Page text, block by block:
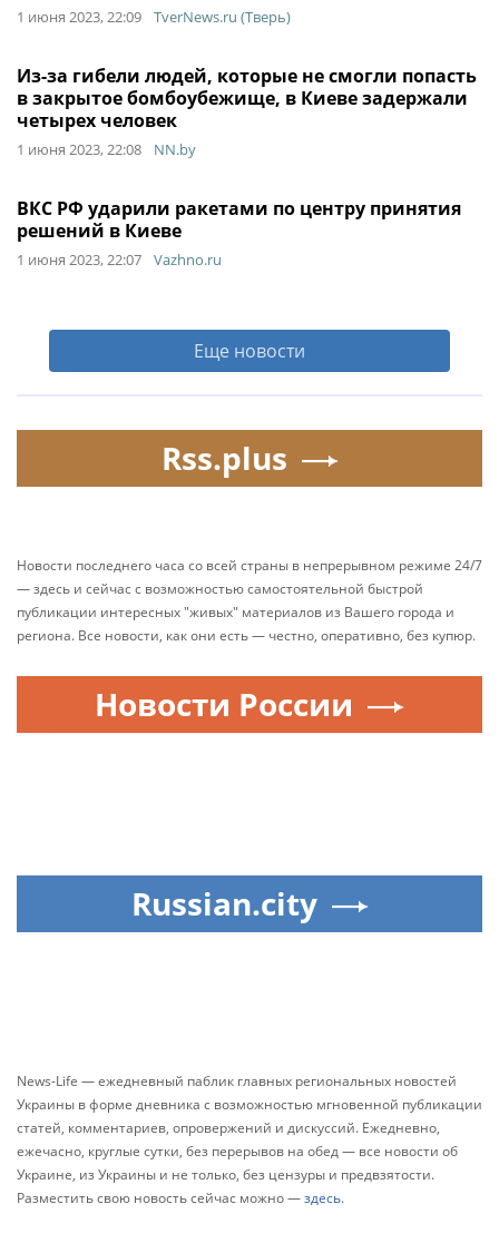
1 июня 2023, 22:09 TverNews.ru (Тверь)
Из-за гибели людей, которые не смогли попасть
в закрытое бомбоубежище, в Киеве задержали
четырех человек
1 июня 2023, 22:08 NN.by
ВКС РФ ударили ракетами по центру принятия
решений в Киеве
1 июня 2023, 22:07 Vazhno.ru
Еще новости
Rss.plus
Новости последнего часа со всей страны в непрерывном режиме 24/7
— здесь и сейчас с возможностью самостоятельной быстрой
публикации интересных "живых" материалов из Вашего города и
региона. Все новости, как они есть — честно, оперативно, без купюр.
Новости России
Russian.city
News-Life — ежедневный паблик главных региональных новостей
Украины в форме дневника с возможностью мгновенной публикации
статей, комментариев, опровержений и дискуссий. Ежедневно,
ежечасно, круглые сутки, без перерывов на обед — все новости об
Украине, из Украины и не только, без цензуры и предвзятости.
Разместить свою новость сейчас можно —здесь.